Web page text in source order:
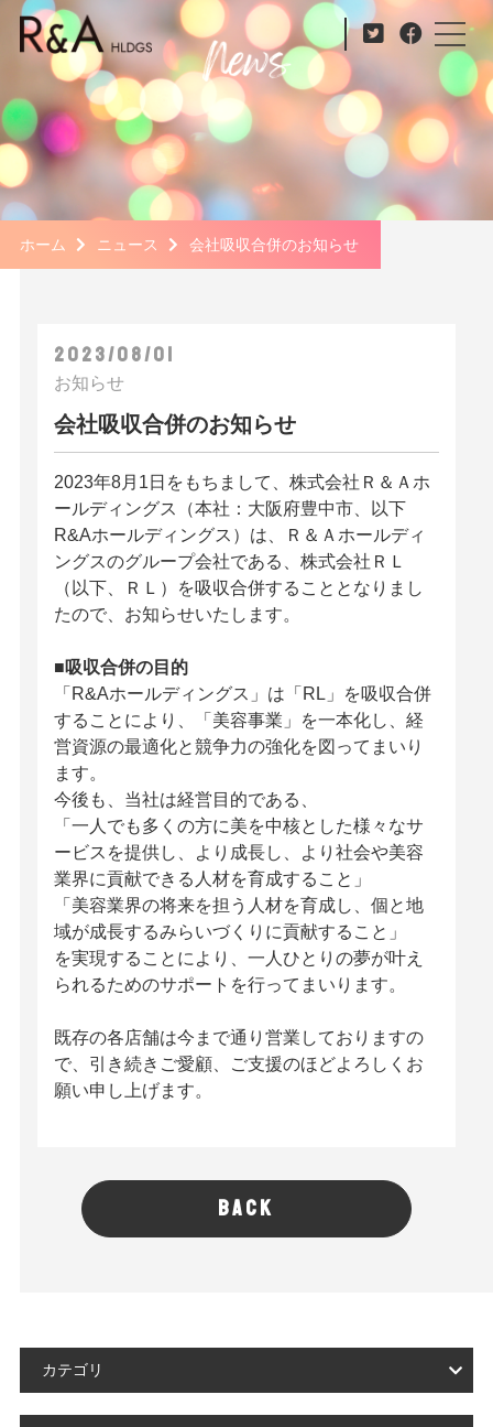
ホーム ニュース 会社吸収合併のお知らせ
2023/08/01
お知らせ
会社吸収合併のお知らせ
2023年8月1日をもちまして、株式会社 Ｒ＆Ａホ
ールディングス
（本社：大阪府豊中市、以下
R&Aホールディングス）は、Ｒ＆Ａホールディ
ングスのグループ会社である、株式会社ＲＬ
（以下、
ＲＬ） を吸収合併することとなりまし
たので、お知らせいたします。
■吸収合併の目的
「R&Aホールディングス」は 「RL」を吸収合併
することにより、「美容事業」を一本化し、経
営資源の最適化と競争力の強化を図ってまいり
ます。
今後も、当社は経営目的である、
「一人でも多くの方に美を中核とした様々なサ
ービスを提供し、より成長し、より社会や美容
業界に貢献できる人材を育成すること」
「美容業界の将来を担う人材を育成し、個と地
域が成長するみらいづくりに貢献すること」
を実現することにより、一人ひとりの夢が叶え
られるためのサポートを行ってまいります。
既存の各店舗は今まで通り営業しておりますの
で、引き続きご愛顧、ご支援のほどよろしくお
願い申し上げます。
BACK
カテゴリ